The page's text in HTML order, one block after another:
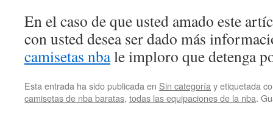
En el caso de que usted amado este
con usted desea ser dado más
camisetas nbale imploro que detenga
Esta entrada ha sido publicada en Sin categoríay etiquetada
camisetas de nba baratas, todas las equipaciones de la nba.